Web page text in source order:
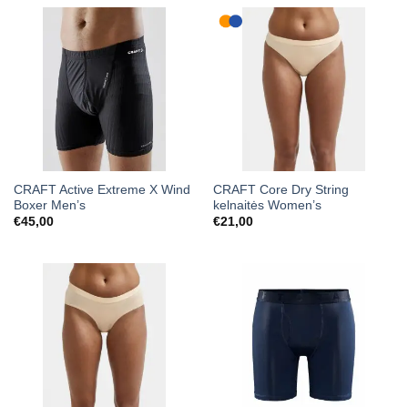
CRAFT Active Extreme X Wind
Boxer Men’s
€45,00
CRAFT Core Dry String
kelnaitės Women’s
€21,00